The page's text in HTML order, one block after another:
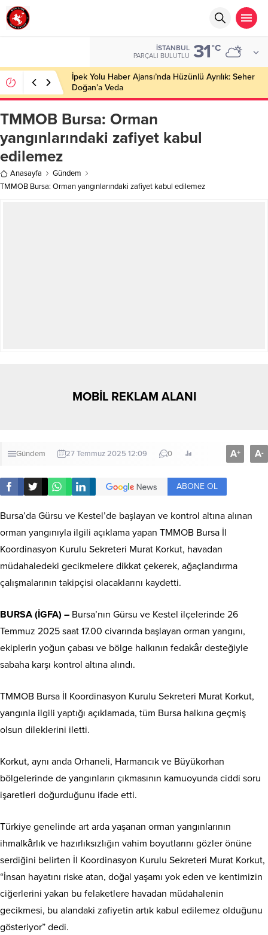
İSTANBUL
PARÇALI BULUTLU 31°C
İpek Yolu Haber Ajansı’nda Hüzünlü Ayrılık: Seher
Doğan’a Veda
TMMOB Bursa: Orman
yangınlarındaki zafiyet kabul
edilemez
Anasayfa
Gündem
TMMOB Bursa: Orman yangınlarındaki zafiyet kabul edilemez
MOBİL REKLAM ALANI
Gündem 27 Temmuz 2025 12:09 0 A+ A-
ABONE OL
Bursa’da Gürsu ve Kestel’de başlayan ve kontrol altına alınan
orman yangınıyla ilgili açıklama yapan TMMOB Bursa İl
Koordinasyon Kurulu Sekreteri Murat Korkut, havadan
müdahaledeki gecikmelere dikkat çekerek, ağaçlandırma
çalışmalarının takipçisi olacaklarını kaydetti.
BURSA (İGFA) – Bursa’nın Gürsu ve Kestel ilçelerinde 26
Temmuz 2025 saat 17.00 civarında başlayan orman yangını,
ekiplerin yoğun çabası ve bölge halkının fedakâr desteğiyle
sabaha karşı kontrol altına alındı.
TMMOB Bursa İl Koordinasyon Kurulu Sekreteri Murat Korkut,
yangınla ilgili yaptığı açıklamada, tüm Bursa halkına geçmiş
olsun dileklerini iletti.
Korkut, aynı anda Orhaneli, Harmancık ve Büyükorhan
bölgelerinde de yangınların çıkmasının kamuoyunda ciddi soru
işaretleri doğurduğunu ifade etti.
Türkiye genelinde art arda yaşanan orman yangınlarının
ihmalkârlık ve hazırlıksızlığın vahim boyutlarını gözler önüne
serdiğini belirten İl Koordinasyon Kurulu Sekreteri Murat Korkut,
“İnsan hayatını riske atan, doğal yaşamı yok eden ve kentimizin
ciğerlerini yakan bu felaketlere havadan müdahalenin
gecikmesi, bu alandaki zafiyetin artık kabul edilemez olduğunu
gösteriyor” dedi.